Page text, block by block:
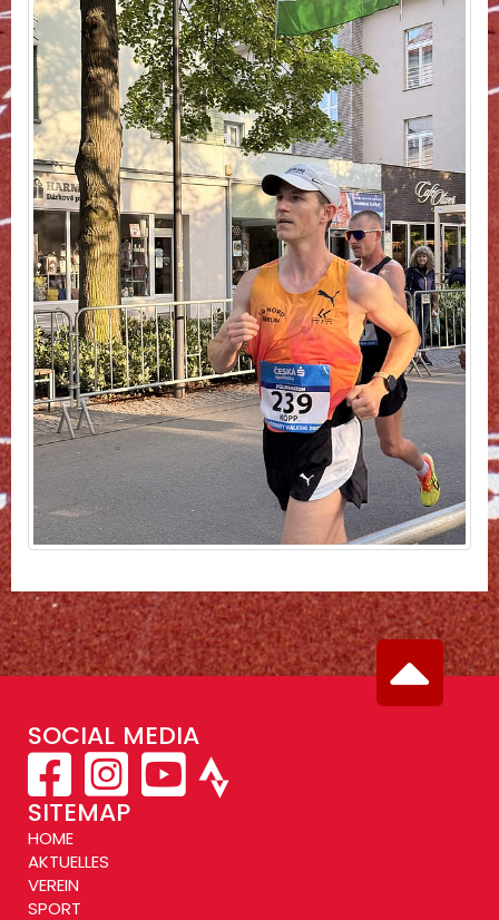
SOCIAL MEDIA
SITEMAP
HOME
AKTUELLES
VEREIN
SPORT